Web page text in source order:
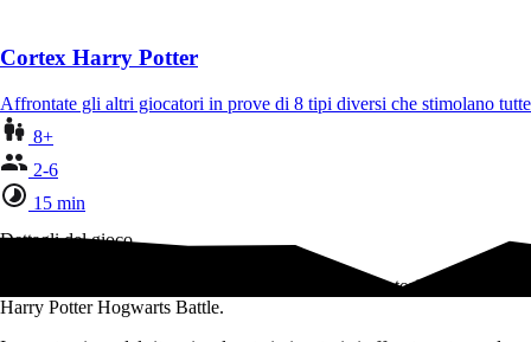
Cortex Harry Potter
Affrontate gli altri giocatori in prove di 8 tipi diversi che stimolano
8+
2-6
15 min
Dettagli del gioco
Un gioco competitivo di deck-building per due giocatori, ispirato a
Harry Potter Hogwarts Battle.